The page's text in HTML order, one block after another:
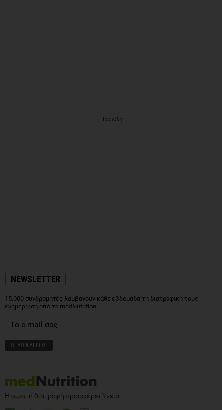
Προβολή
NEWSLETTER
15.000 συνδρομητές λαμβάνουν κάθε εβδομάδα τη διατροφική τους
ενημέρωση από το medNutrition.
Η σωστή διατροφή προσφέρει Υγεία